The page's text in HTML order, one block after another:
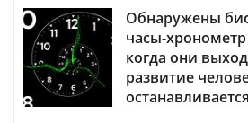
Обнаружены
часы-
когда они
развитие
останавливается